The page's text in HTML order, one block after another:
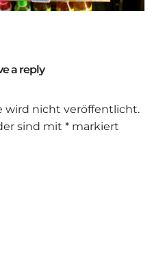
a reply
wird nicht veröffentlicht.
sind mit *markiert